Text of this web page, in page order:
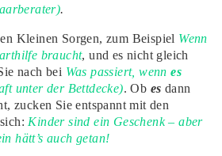
.
Kleinen Sorgen, zum Beispiel Wenn
braucht, und es nicht gleich
nach bei Was passiert, wennes
unter der Bettdecke). Ob es dann
zucken Sie entspannt mit den
Kinder sind ein Geschenk – aber
hätt’s auch getan!